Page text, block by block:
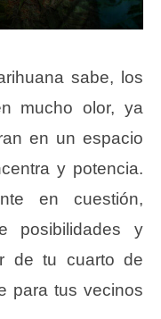
sabe, los
mucho olor, ya
en un espacio
y potencia.
en cuestión,
posibilidades y
de tu cuarto de
para tus vecinos